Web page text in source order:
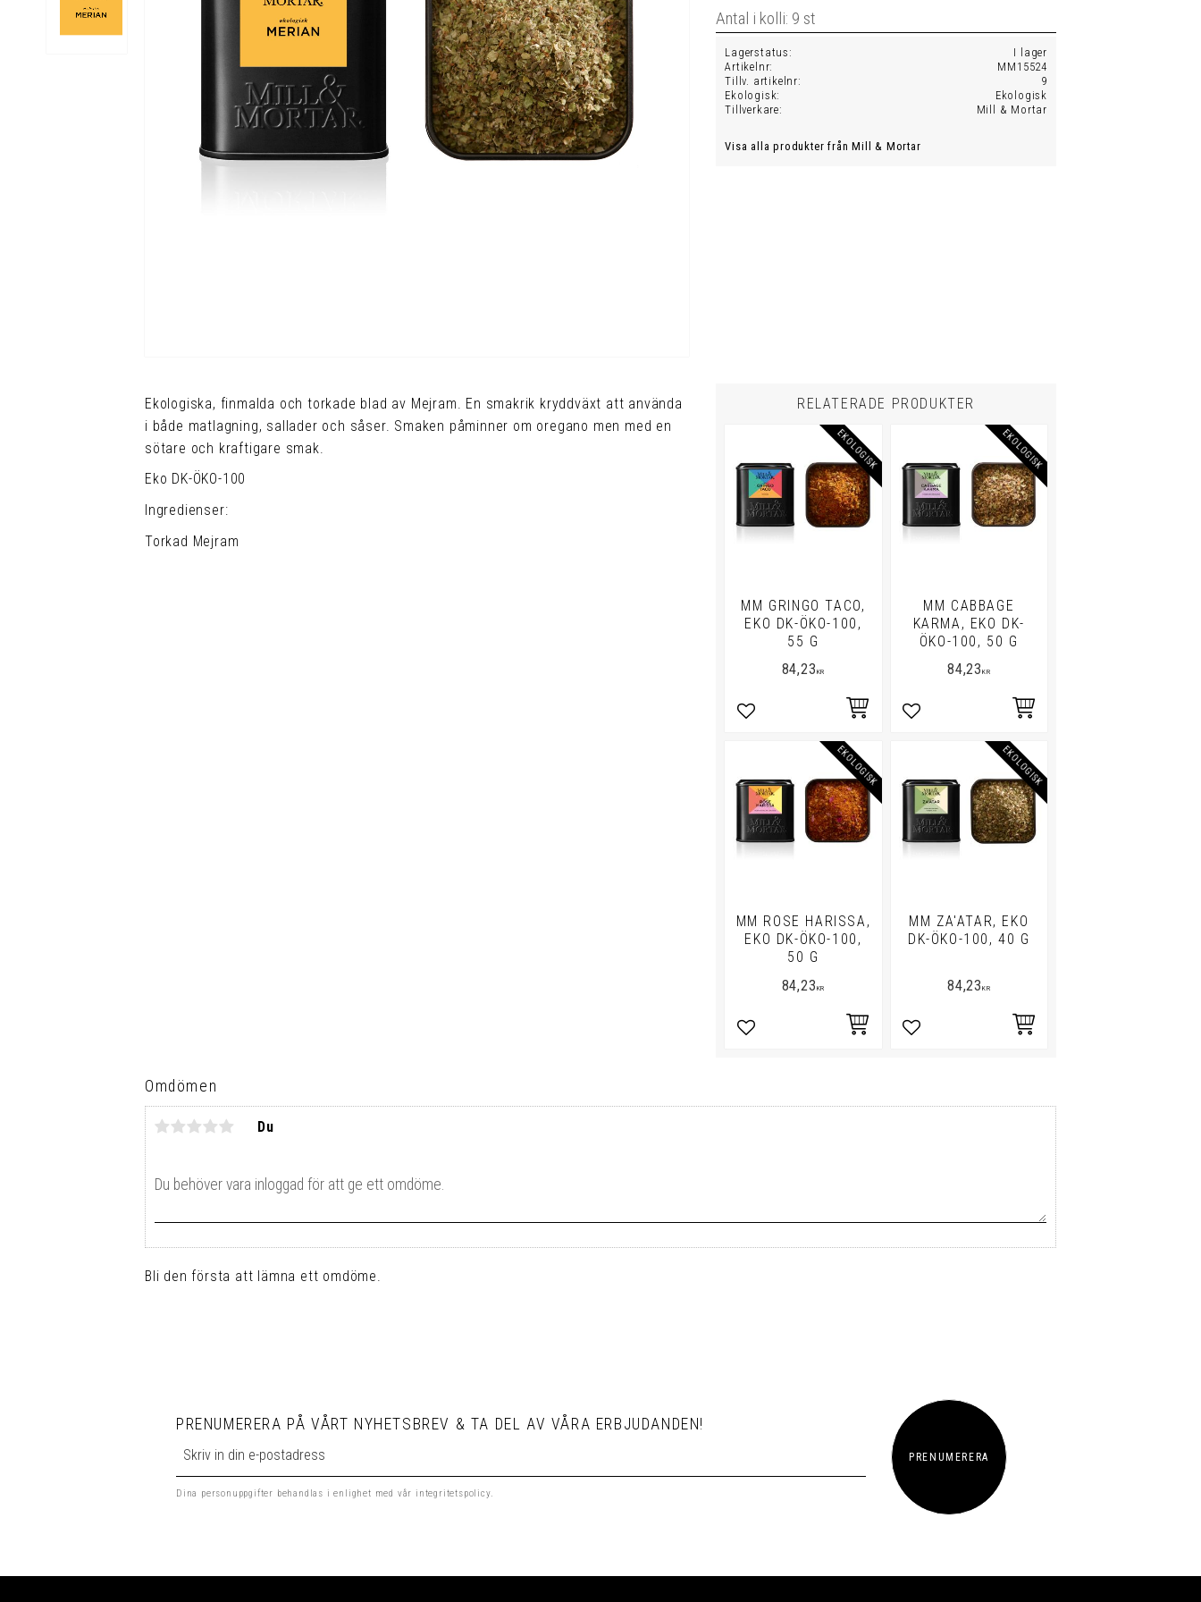
Lagerstatus
I lager
Artikelnr
MM15524
Tillv. artikelnr
9
Ekologisk
Ekologisk
Tillverkare
Mill & Mortar
Visa alla produkter från Mill & Mortar
Ekologiska, finmalda och torkade blad av Mejram. En smakrik kryddväxt att använda
i både matlagning, sallader och såser. Smaken påminner om oregano men med en
sötare och kraftigare smak.
Eko DK-ÖKO-100
Ingredienser:
Torkad Mejram
Omdömen
Du
Bli den första att lämna ett omdöme.
RELATERADE PRODUKTER
MM GRINGO TACO,
EKO DK-ÖKO-100,
55 G
84,23 KR
EKOLOGISK
Lägg till i favoriter
MM CABBAGE
KARMA, EKO DK-
ÖKO-100, 50 G
84,23 KR
EKOLOGISK
Lägg till i favoriter
MM ROSE HARISSA,
EKO DK-ÖKO-100,
50 G
84,23 KR
EKOLOGISK
Lägg till i favoriter
MM ZA'ATAR, EKO
DK-ÖKO-100, 40 G
84,23 KR
EKOLOGISK
Lägg till i favoriter
PRENUMERERA PÅ VÅRT NYHETSBREV & TA DEL AV VÅRA ERBJUDANDEN!
PRENUMERERA
Dina personuppgifter behandlas i enlighet med vår integritetspolicy.